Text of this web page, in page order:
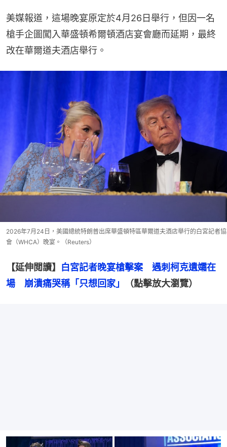
美媒報道，這場晚宴原定於4月26日舉行，但因一名
槍手企圖闖入華盛頓希爾頓酒店宴會廳而延期，最終
改在華爾道夫酒店舉行。
2026年7月24日，美國總統特朗普出席華盛頓特區華爾道夫酒店舉行的白宮記者協
會（WHCA）晚宴。（Reuters）
【延伸閲讀】 白宮記者晚宴槍擊案　遇刺柯克遺孀在
場　崩潰痛哭稱「只想回家」
（點擊放大瀏覽）